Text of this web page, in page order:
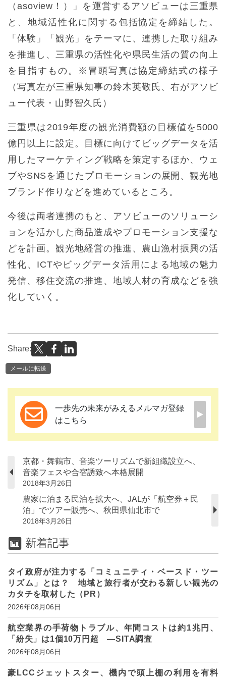
（asoview！）」を運営するアソビューは三重県
と、地域活性化に関する包括協定を締結した。
「体験」「観光」をテーマに、連携した取り組み
を推進し、三重県の活性化や県民生活の質の向上
を目指すもの。※冒頭写真は協定締結式の様子
（写真左が三重県知事の鈴木英敬氏、右がアソビ
ュー代表・山野智久氏）
三重県は2019年度の観光消費額の目標値を5000
億円以上に設定。目標に向けてビッグデータを活
用したマーケティング戦略を策定するほか、ウェ
ブやSNSを通じたプロモーションの展開、観光地
ブランド作りなどを進めているところ。
今後は両者連携のもと、アソビューのソリューシ
ョンを活かした商品造成やプロモーション支援な
どを計画。観光地経営の推進、農山漁村振興の活
性化、ICTやビッグデータ活用による地域の魅力
発信、移住交流の推進、地域人材の育成などを強
化していく。
Share:
メールに転送
一歩先の未来がみえるメルマガ登録
はこちら
京都・舞鶴市、音楽ツーリズムで新組織設立へ、
音楽フェスや合宿誘致へ本格展開
2018年3月26日
農家に泊まる民泊を拡大へ、JALが「航空券＋民
泊」でツアー販売へ、秋田県仙北市で
2018年3月26日
新着記事
タイ政府が注力する「コミュニティ・ベースド・ツー
リズム」とは？ 地域と旅行者が交わる新しい観光の
カタチを取材した（PR）
2026年08月06日
航空業界の手荷物トラブル、年間コストは約1兆円、
「紛失」は1個10万円超 ―SITA調査
2026年08月06日
豪LCCジェットスター、機内で頭上棚の利用を有料